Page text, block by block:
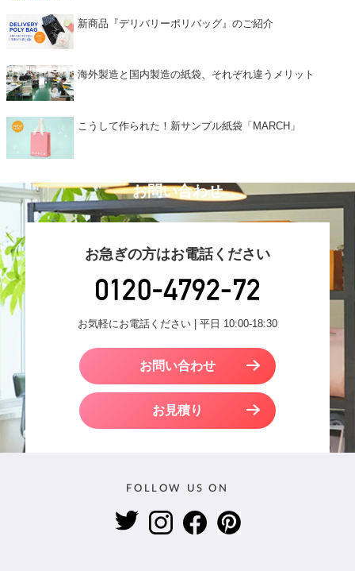
新商品『デリバリーポリバッグ』のご紹介
海外製造と国内製造の紙袋、それぞれ違うメリット
こうして作られた！新サンプル紙袋「MARCH」
お問い合わせ
お急ぎの方はお電話ください
お気軽にお電話ください | 平日 10:00-18:30
お問い合わせ
お見積り
FOLLOW US ON